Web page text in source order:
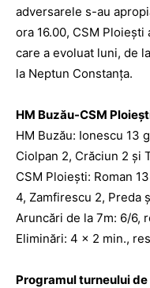
adversarele s-au
ora 16.00, CSM
care a evoluat luni, de
la Neptun Constanţa.
HM Buzău-CSM
HM Buzău: Ionescu 13
Ciolpan 2, Crăciun 2 şi
CSM Ploiești: Roman
4, Zamfirescu 2, Preda
Aruncări de la 7m: 6/6,
Eliminări: 4 x 2 min.,
Programul turneului de